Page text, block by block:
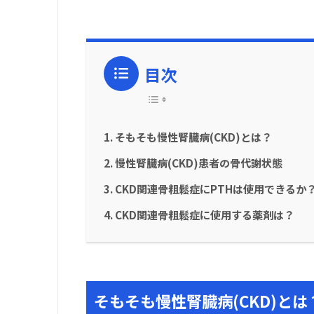
目次
そもそも慢性腎臓病(CKD)とは？
慢性腎臓病(CKD)患者の骨代謝状態
CKD関連骨粗鬆症にPTHは使用できるか
CKD関連骨粗鬆症に使用する薬剤は？
そもそも慢性腎臓病(CKD)とは